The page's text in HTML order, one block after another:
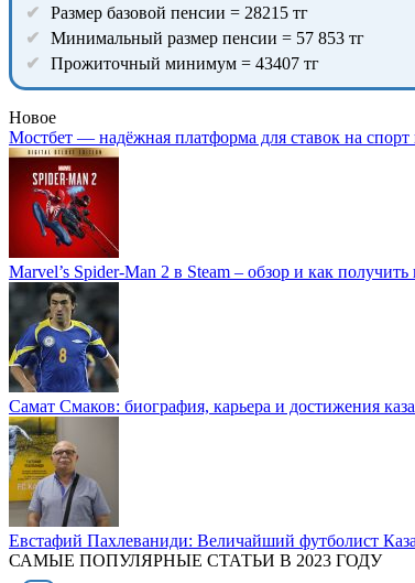
Размер базовой пенсии = 28215 тг
Минимальный размер пенсии = 57 853 тг
Прожиточный минимум = 43407 тг
Новое
Мостбет — надёжная платформа для ставок на
Marvel’s Spider-Man 2 в Steam – обзор и как получить
Самат Смаков: биография, карьера и достижения
Евстафий Пахлеваниди: Величайший футболист
САМЫЕ ПОПУЛЯРНЫЕ СТАТЬИ В 2023 ГОДУ